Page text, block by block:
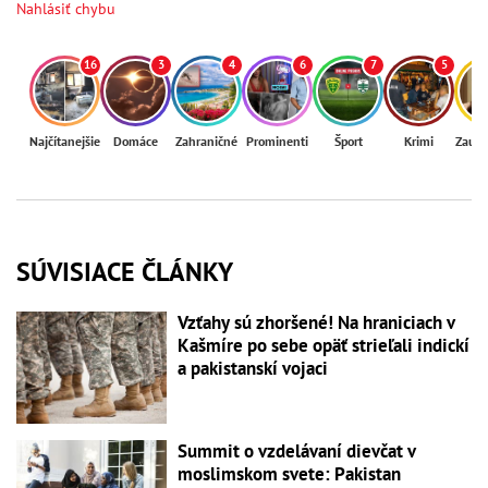
Nahlásiť chybu
16
Najčítanejšie
3
Domáce
4
Zahraničné
6
Prominenti
7
Šport
5
Krimi
SÚVISIACE ČLÁNKY
Vzťahy sú zhoršené! Na hraniciach v
Kašmíre po sebe opäť strieľali indickí
a pakistanskí vojaci
Summit o vzdelávaní dievčat v
moslimskom svete: Pakistan